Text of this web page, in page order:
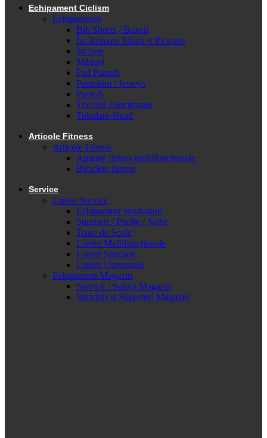
Echipament Ciclism
Echipamente
Bib Shorts / Boxeri
Încălzitoare Mâini și Picioare
Jachete
Mănuși
Pad Pantofi
Pantaloni / Jerseys
Pantofi
Tricouri Funcționale
Tubulare-Head
Articole Fitness
Articole Fitness
Aparate fitness multifunctionale
Biciclete fitness
Service
Unelte Service
Echipament Workshop
Șuruburi / Piulițe / Șaibe
Truse de Scule
Unelte Multifuncționale
Unelte Speciale
Unelte Universale
Echipament Magazin
Servicii / Soluții Magazin
Standuri și Suporturi Magazin